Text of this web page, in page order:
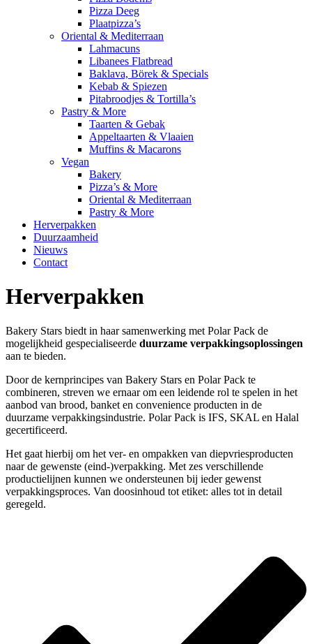
Pizza Deeg
Plaatpizza’s
Oriental & Mediterraan
Lahmacuns
Libanees Flatbread
Baklava, Börek & Specials
Kebab & Spiezen
Pitabroodjes & Tortilla’s
Pastry & More
Taarten & Gebak
Appeltaarten & Vlaaien
Muffins & Macarons
Vegan
Bakery
Pizza’s & More
Oriental & Mediterraan
Pastry & More
Herverpakken
Duurzaamheid
Nieuws
Contact
Herverpakken
Bakery Stars biedt in haar samenwerking met Polar Pack de
mogelijkheid gespecialiseerde duurzame verpakkingsoplossingen
aan te bieden.
Door de kernprincipes van Bakery Stars en Polar Pack te
combineren, streven we ernaar om een leidende rol te spelen in het
aanbod van brood, banket en convenience producten in de
duurzame verpakkingsindustrie. Polar Pack is IFS, SKAL en Halal
gecertificeerd.
Het gaat hierbij om het ver- en ompakken van diepvriesproducten
naar de gewenste (eind-)verpakking. Met zes verschillende
productielijnen kunnen we ondersteunen bij ieder gewenst
verpakkingsproces. Van doosinhoud tot etiket: alles tot in detail
geregeld.